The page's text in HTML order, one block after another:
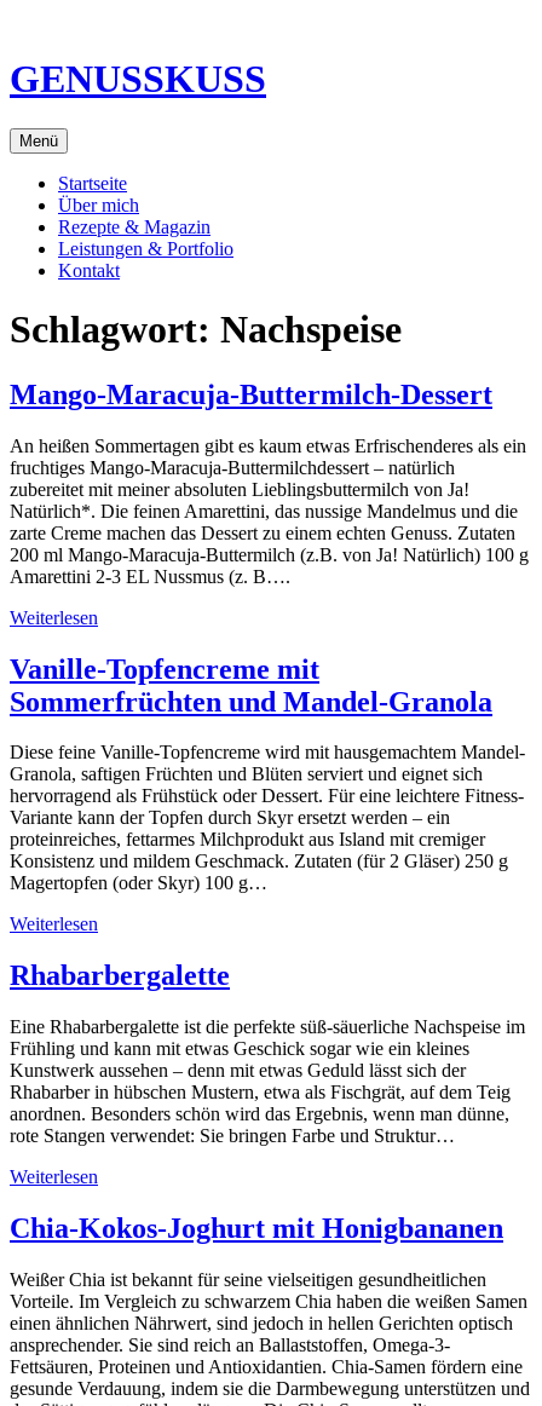
Inhalt
GENUSSKUSS
Menü
Startseite
Über mich
Rezepte & Magazin
Leistungen & Portfolio
Kontakt
Schlagwort: Nachspeise
Mango-Maracuja-Buttermilch-Dessert
An heißen Sommertagen gibt es kaum etwas Erfrischenderes als ein
fruchtiges Mango-Maracuja-Buttermilchdessert – natürlich
zubereitet mit meiner absoluten Lieblingsbuttermilch von Ja!
Natürlich*. Die feinen Amarettini, das nussige Mandelmus und die
zarte Creme machen das Dessert zu einem echten Genuss. Zutaten
200 ml Mango-Maracuja-Buttermilch (z.B. von Ja! Natürlich) 100 g
Amarettini 2-3 EL Nussmus (z. B….
Weiterlesen
Vanille-Topfencreme mit
Sommerfrüchten und Mandel-Granola
Diese feine Vanille-Topfencreme wird mit hausgemachtem Mandel-
Granola, saftigen Früchten und Blüten serviert und eignet sich
hervorragend als Frühstück oder Dessert. Für eine leichtere Fitness-
Variante kann der Topfen durch Skyr ersetzt werden – ein
proteinreiches, fettarmes Milchprodukt aus Island mit cremiger
Konsistenz und mildem Geschmack. Zutaten (für 2 Gläser) 250 g
Magertopfen (oder Skyr) 100 g…
Weiterlesen
Rhabarbergalette
Eine Rhabarbergalette ist die perfekte süß-säuerliche Nachspeise im
Frühling und kann mit etwas Geschick sogar wie ein kleines
Kunstwerk aussehen – denn mit etwas Geduld lässt sich der
Rhabarber in hübschen Mustern, etwa als Fischgrät, auf dem Teig
anordnen. Besonders schön wird das Ergebnis, wenn man dünne,
rote Stangen verwendet: Sie bringen Farbe und Struktur…
Weiterlesen
Chia-Kokos-Joghurt mit Honigbananen
Weißer Chia ist bekannt für seine vielseitigen gesundheitlichen
Vorteile. Im Vergleich zu schwarzem Chia haben die weißen Samen
einen ähnlichen Nährwert, sind jedoch in hellen Gerichten optisch
ansprechender. Sie sind reich an Ballaststoffen, Omega-3-
Fettsäuren, Proteinen und Antioxidantien. Chia-Samen fördern eine
gesunde Verdauung, indem sie die Darmbewegung unterstützen und